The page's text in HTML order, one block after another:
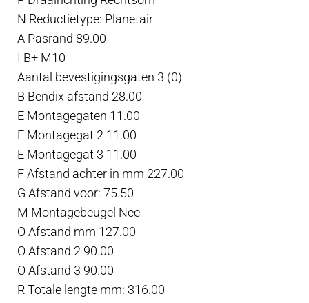
N Reductietype: Planetair
A Pasrand 89.00
I B+ M10
Aantal bevestigingsgaten 3 (0)
B Bendix afstand 28.00
E Montagegaten 11.00
E Montagegat 2 11.00
E Montagegat 3 11.00
F Afstand achter in mm 227.00
G Afstand voor: 75.50
M Montagebeugel Nee
O Afstand mm 127.00
O Afstand 2 90.00
O Afstand 3 90.00
R Totale lengte mm: 316.00